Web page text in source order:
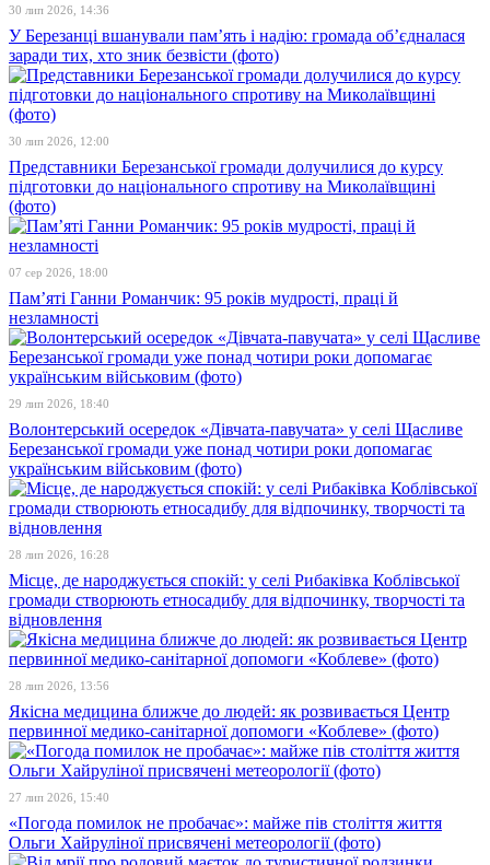
30 лип 2026, 14:36
У Березанці вшанували пам’ять і надію: громада об’єдналася
заради тих, хто зник безвісти (фото)
30 лип 2026, 12:00
Представники Березанської громади долучилися до курсу
підготовки до національного спротиву на Миколаївщині
(фото)
07 сер 2026, 18:00
Пам’яті Ганни Романчик: 95 років мудрості, праці й
незламності
29 лип 2026, 18:40
Волонтерський осередок «Дівчата-павучата» у селі Щасливе
Березанської громади уже понад чотири роки допомагає
українським військовим (фото)
28 лип 2026, 16:28
Місце, де народжується спокій: у селі Рибаківка Коблівської
громади створюють етносадибу для відпочинку, творчості та
відновлення
28 лип 2026, 13:56
Якісна медицина ближче до людей: як розвивається Центр
первинної медико-санітарної допомоги «Коблеве» (фото)
27 лип 2026, 15:40
«Погода помилок не пробачає»: майже пів століття життя
Ольги Хайруліної присвячені метеорології (фото)